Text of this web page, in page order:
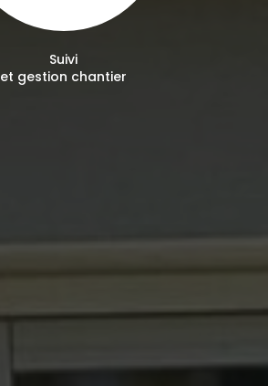
Suivi
et gestion chantier